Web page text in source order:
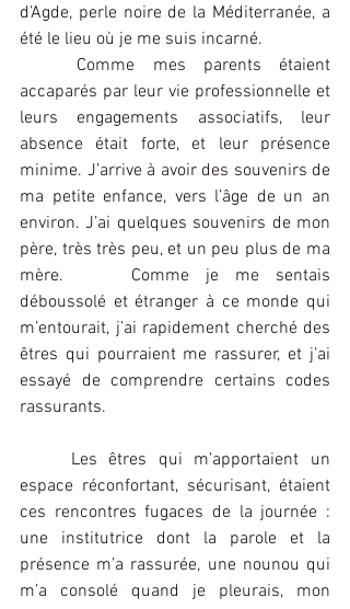
d’Agde, perle noire de la Méditerranée, a
été le lieu où je me suis incarné.
Comme mes parents étaient
accaparés par leur vie professionnelle et
leurs engagements associatifs, leur
absence était forte, et leur présence
minime. J’arrive à avoir des souvenirs de
ma petite enfance, vers l’âge de un an
environ. J’ai quelques souvenirs de mon
père, très très peu, et un peu plus de ma
mère. 	Comme je me sentais
déboussolé et étranger à ce monde qui
m’entourait, j’ai rapidement cherché des
êtres qui pourraient me rassurer, et j’ai
essayé de comprendre certains codes
rassurants.
Les êtres qui m’apportaient un
espace réconfortant, sécurisant, étaient
ces rencontres fugaces de la journée :
une institutrice dont la parole et la
présence m’a rassurée, une nounou qui
m’a consolé quand je pleurais, mon